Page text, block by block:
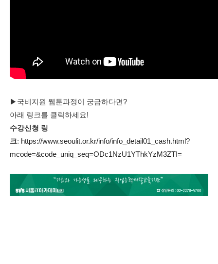
▶국비지원 웹툰과정이 궁금하다면?
아래 링크를 클릭하세요!
수강신청 링
크: https://www.seoulit.or.kr/info/info_detail01_cash.html?
mcode=&code_uniq_seq=ODc1NzU1YThkYzM3ZTI=